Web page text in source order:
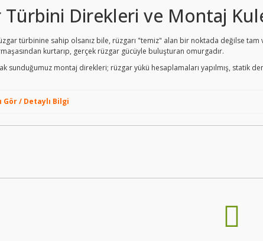
Türbini Direkleri ve Montaj
türbinine sahip olsanız bile, rüzgarı "temiz" alan bir noktada değilse tam
kurtarıp, gerçek rüzgar gücüyle buluşturan omurgadır.
sunduğumuz montaj direkleri; rüzgar yükü hesaplamaları yapılmış, statik
Gör / Detaylı Bilgi